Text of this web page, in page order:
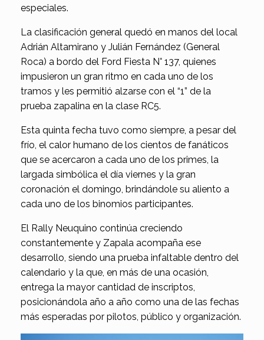
especiales.
La clasificación general quedó en manos del local
Adrián Altamirano y Julián Fernández (General
Roca) a bordo del Ford Fiesta N° 137, quienes
impusieron un gran ritmo en cada uno de los
tramos y les permitió alzarse con el “1” de la
prueba zapalina en la clase RC5.
Esta quinta fecha tuvo como siempre, a pesar del
frío, el calor humano de los cientos de fanáticos
que se acercaron a cada uno de los primes, la
largada simbólica el día viernes y la gran
coronación el domingo, brindándole su aliento a
cada uno de los binomios participantes.
El Rally Neuquino continúa creciendo
constantemente y Zapala acompaña ese
desarrollo, siendo una prueba infaltable dentro del
calendario y la que, en más de una ocasión,
entrega la mayor cantidad de inscriptos,
posicionándola año a año como una de las fechas
más esperadas por pilotos, público y organización.